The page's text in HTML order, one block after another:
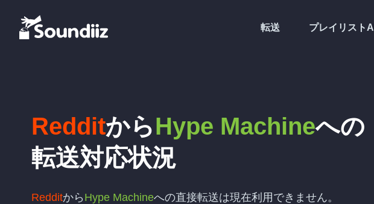
転送 プレイリストAI
RedditからHype Machineへの
転送対応状況
Redditから Hype Machineへの直接転送は現在利用できません。